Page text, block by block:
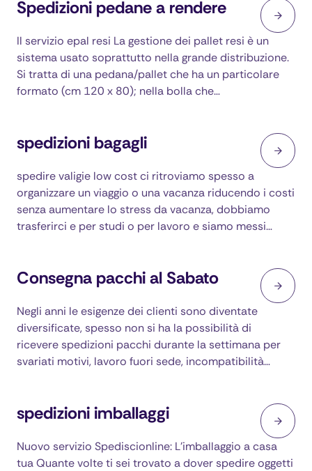
Spedizioni pedane a rendere
Il servizio epal resi La gestione dei pallet resi è un
sistema usato soprattutto nella grande distribuzione.
Si tratta di una pedana/pallet che ha un particolare
formato (cm 120 x 80); nella bolla che…
spedizioni bagagli
spedire valigie low cost ci ritroviamo spesso a
organizzare un viaggio o una vacanza riducendo i costi
senza aumentare lo stress da vacanza, dobbiamo
trasferirci e per studi o per lavoro e siamo messi…
Consegna pacchi al Sabato
Negli anni le esigenze dei clienti sono diventate
diversificate, spesso non si ha la possibilità di
ricevere spedizioni pacchi durante la settimana per
svariati motivi, lavoro fuori sede, incompatibilità…
spedizioni imballaggi
Nuovo servizio Spediscionline: L’imballaggio a casa
tua Quante volte ti sei trovato a dover spedire oggetti